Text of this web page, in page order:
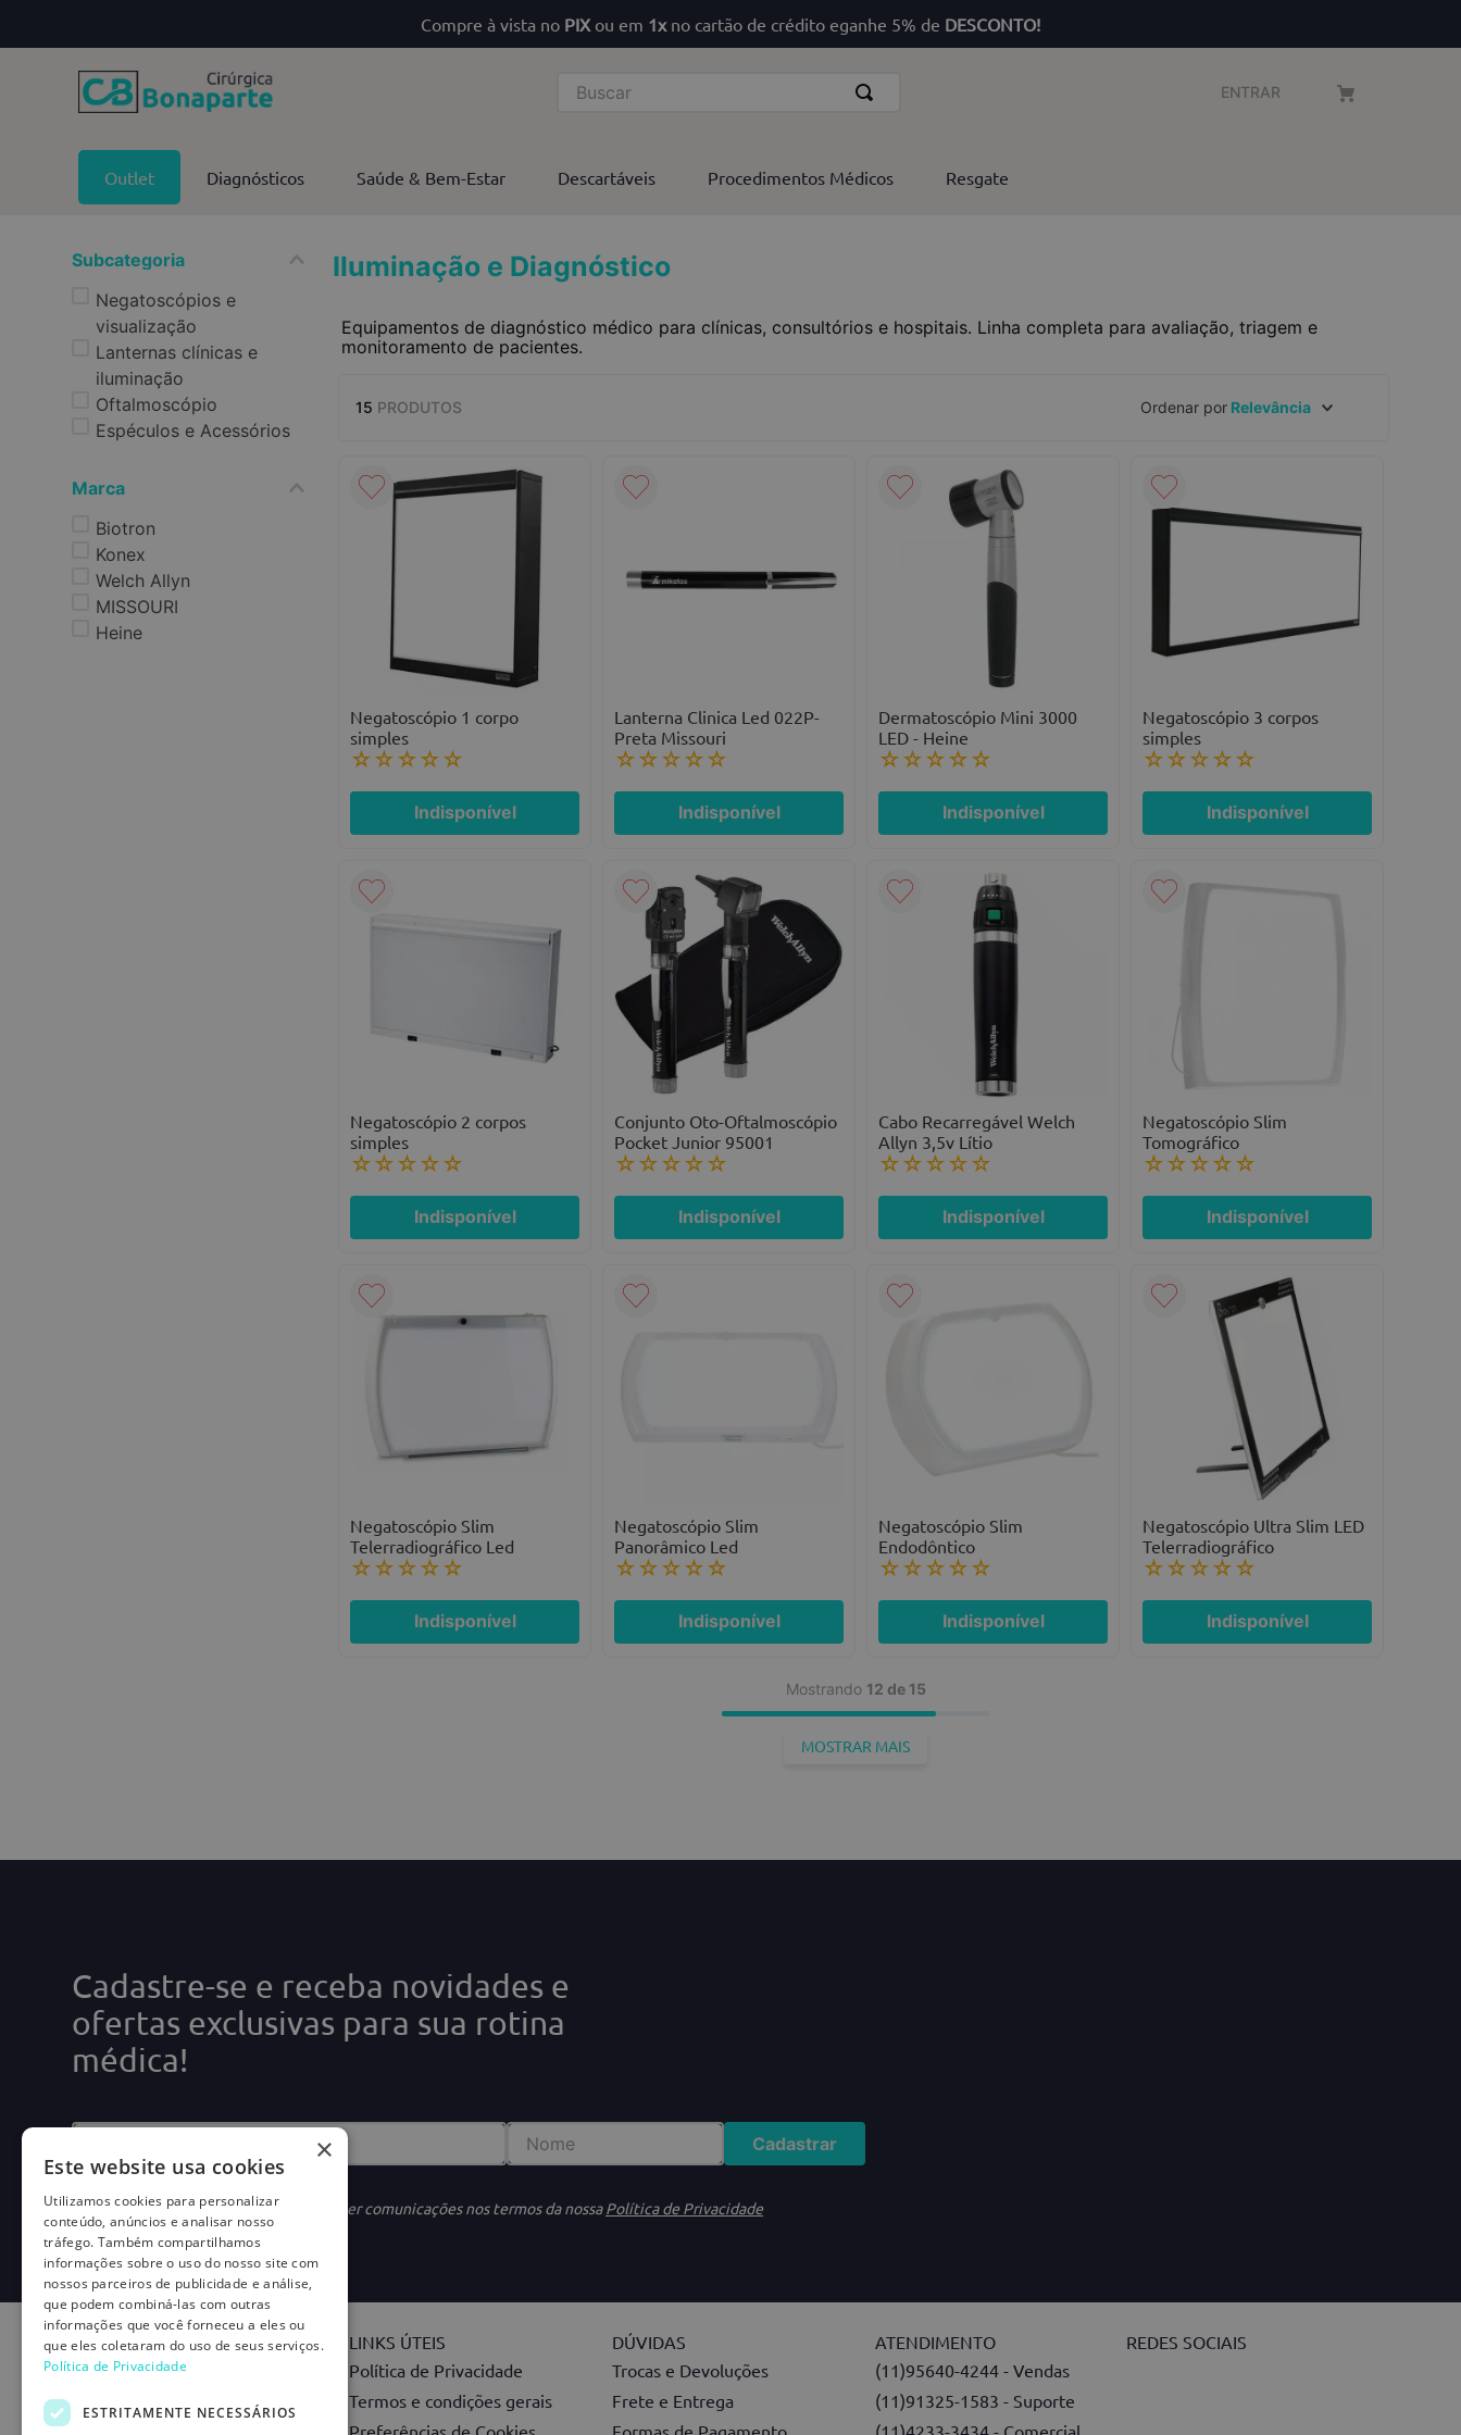
Compre à vista no PIX ou em 1xno cartão de crédito eganhe 5% de DESCONTO!
Buscar
ENTRAR
Outlet Diagnósticos Saúde & Bem-Estar Descartáveis Procedimentos Médicos Resgate
Subcategoria
Negatoscópios e
visualização
Lanternas clínicas e
iluminação
Oftalmoscópio
Espéculos e Acessórios
Marca
Biotron
Konex
Welch Allyn
MISSOURI
Heine
Iluminação e Diagnóstico
Equipamentos de diagnóstico médico para clínicas, consultórios e hospitais. Linha completa para avaliação, triagem e
monitoramento de pacientes.
15 PRODUTOS Ordenar por Relevância
Negatoscópio 1 corpo
simples
☆☆☆☆☆
Indisponível
Lanterna Clinica Led 022P-
Preta Missouri
☆☆☆☆☆
Indisponível
Dermatoscópio Mini 3000
LED - Heine
☆☆☆☆☆
Indisponível
Negatoscópio 3 corpos
simples
☆☆☆☆☆
Indisponível
Negatoscópio 2 corpos
simples
☆☆☆☆☆
Indisponível
Conjunto Oto-Oftalmoscópio
Pocket Junior 95001
☆☆☆☆☆
Indisponível
Cabo Recarregável Welch
Allyn 3,5v Lítio
☆☆☆☆☆
Indisponível
Negatoscópio Slim
Tomográfico
☆☆☆☆☆
Indisponível
Negatoscópio Slim
Telerradiográfico Led
☆☆☆☆☆
Indisponível
Negatoscópio Slim
Panorâmico Led
☆☆☆☆☆
Indisponível
Negatoscópio Slim
Endodôntico
☆☆☆☆☆
Indisponível
Negatoscópio Ultra Slim LED
Telerradiográfico
☆☆☆☆☆
Indisponível
Mostrando 12 de 15
MOSTRAR MAIS
Cadastre-se e receba novidades e
ofertas exclusivas para sua rotina
médica!
Cadastrar
Ao se cadastrar, você concorda em receber comunicações nos termos da nossaPolítica de Privacidade
INSTITUCIONAL
Nossa História
LINKS ÚTEIS
Política de Privacidade
Termos e condições gerais
DÚVIDAS
Trocas e Devoluções
Frete e Entrega
ATENDIMENTO
(11)95640-4244 - Vendas
(11)91325-1583 - Suporte
REDES SOCIAIS
×
Este website usa cookies
Utilizamos cookies para personalizar
conteúdo, anúncios e analisar nosso
tráfego. Também compartilhamos
informações sobre o uso do nosso site com
nossos parceiros de publicidade e análise,
que podem combiná-las com outras
informações que você forneceu a eles ou
que eles coletaram do uso de seus serviços.
Política de Privacidade
ESTRITAMENTE NECESSÁRIOS